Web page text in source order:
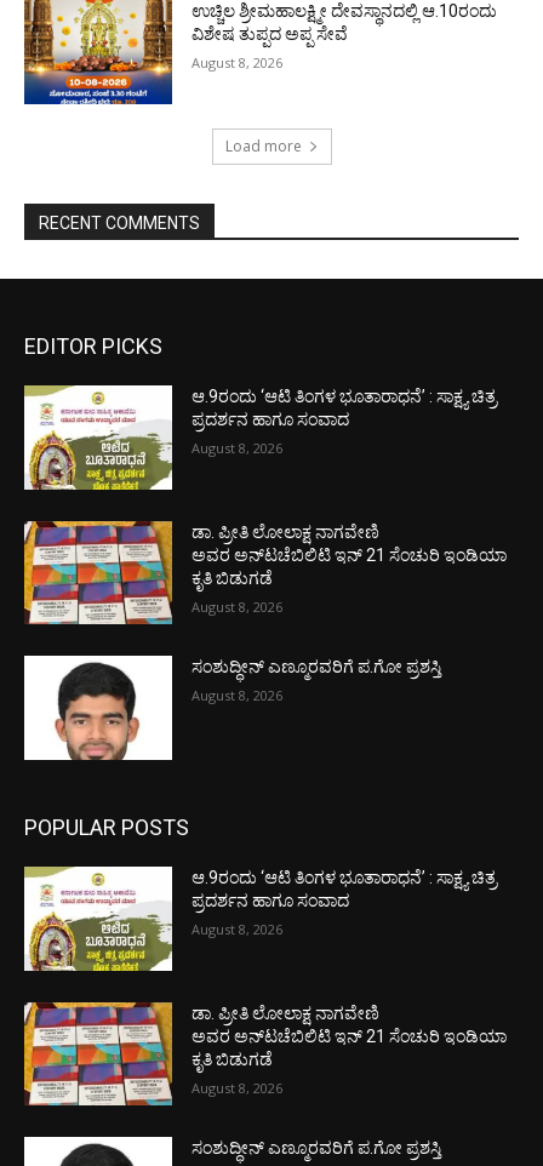
ಉಚ್ಚಿಲ ಶ್ರೀಮಹಾಲಕ್ಷ್ಮೀ ದೇವಸ್ಥಾನದಲ್ಲಿ ಆ.10ರಂದು
ವಿಶೇಷ ತುಪ್ಪದ ಅಪ್ಪ ಸೇವೆ
August 8, 2026
Load more
RECENT COMMENTS
EDITOR PICKS
ಆ.9ರಂದು ‘ಆಟಿ ತಿಂಗಳ ಭೂತಾರಾಧನೆ’ : ಸಾಕ್ಷ್ಯ ಚಿತ್ರ
ಪ್ರದರ್ಶನ ಹಾಗೂ ಸಂವಾದ
August 8, 2026
ಡಾ. ಪ್ರೀತಿ ಲೋಲಾಕ್ಷ ನಾಗವೇಣಿ
ಅವರ ಅನ್‌ಟಚೆಬಿಲಿಟಿ ಇನ್ 21 ಸೆಂಚುರಿ ಇಂಡಿಯಾ
ಕೃತಿ ಬಿಡುಗಡೆ
August 8, 2026
ಸಂಶುದ್ಧೀನ್ ಎಣ್ಮೂರವರಿಗೆ ಪ.ಗೋ ಪ್ರಶಸ್ತಿ
August 8, 2026
POPULAR POSTS
ಆ.9ರಂದು ‘ಆಟಿ ತಿಂಗಳ ಭೂತಾರಾಧನೆ’ : ಸಾಕ್ಷ್ಯ ಚಿತ್ರ
ಪ್ರದರ್ಶನ ಹಾಗೂ ಸಂವಾದ
August 8, 2026
ಡಾ. ಪ್ರೀತಿ ಲೋಲಾಕ್ಷ ನಾಗವೇಣಿ
ಅವರ ಅನ್‌ಟಚೆಬಿಲಿಟಿ ಇನ್ 21 ಸೆಂಚುರಿ ಇಂಡಿಯಾ
ಕೃತಿ ಬಿಡುಗಡೆ
August 8, 2026
ಸಂಶುದ್ಧೀನ್ ಎಣ್ಮೂರವರಿಗೆ ಪ.ಗೋ ಪ್ರಶಸ್ತಿ